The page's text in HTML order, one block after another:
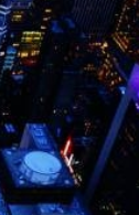
accesso A